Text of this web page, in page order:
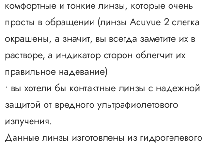
комфортные и тонкие линзы, которые очень
просты в обращении (линзы Acuvue 2 слегка
окрашены, а значит, вы всегда заметите их в
растворе, а индикатор сторон облегчит их
правильное надевание)
• вы хотели бы контактные линзы с надежной
защитой от вредного ультрафиолетового
излучения.
Данные линзы изготовлены из гидрогелевого